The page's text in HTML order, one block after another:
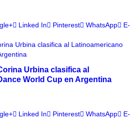
Linked In Pinterest WhatsApp
E-
Urbina clasifica al
World Cup en Argentina
Linked In Pinterest WhatsApp
E-